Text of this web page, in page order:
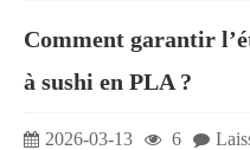
Comment garantir
à sushi en PLA ?
2026-03-13 6